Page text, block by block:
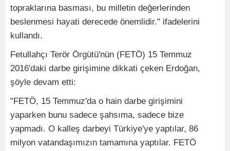
topraklarına basması, bu milletin değerlerinden
beslenmesi hayati derecede önemlidir." ifadelerini
kullandı.
Fetullahçı Terör Örgütü'nün (FETÖ) 15 Temmuz
2016'daki darbe girişimine dikkati çeken Erdoğan,
şöyle devam etti:
"FETÖ, 15 Temmuz'da o hain darbe girişimini
yaparken bunu sadece şahsıma, sadece bize
yapmadı. O kalleş darbeyi Türkiye'ye yaptılar, 86
milyon vatandaşımızın tamamına yaptılar. FETÖ